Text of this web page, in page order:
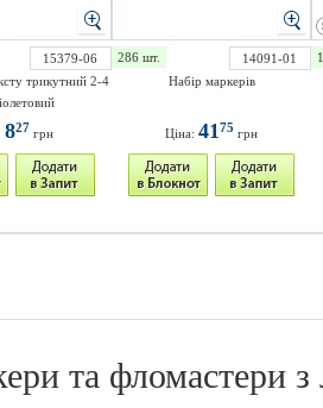
15379-06
трикутний 2-4
827 грн
286 шт.
14091-01
Набір маркерів
Ціна: 4175 грн
та фломастери з